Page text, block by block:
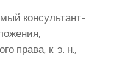
консультант-
права, к. э. н.,